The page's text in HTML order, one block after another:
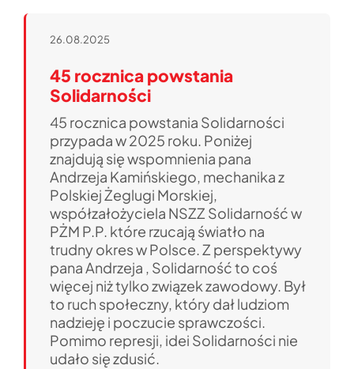
26.08.2025
45 rocznica powstania
Solidarności
45 rocznica powstania Solidarności
przypada w 2025 roku. Poniżej
znajdują się wspomnienia pana
Andrzeja Kamińskiego, mechanika z
Polskiej Żeglugi Morskiej,
współzałożyciela NSZZ Solidarność w
PŻM P.P. które rzucają światło na
trudny okres w Polsce. Z perspektywy
pana Andrzeja , Solidarność to coś
więcej niż tylko związek zawodowy. Był
to ruch społeczny, który dał ludziom
nadzieję i poczucie sprawczości.
Pomimo represji, idei Solidarności nie
udało się zdusić.